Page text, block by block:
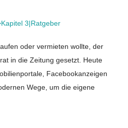
3|Ratgeber
oder vermieten wollte, der
in die Zeitung gesetzt. Heute
Facebookanzeigen
Wege, um die eigene